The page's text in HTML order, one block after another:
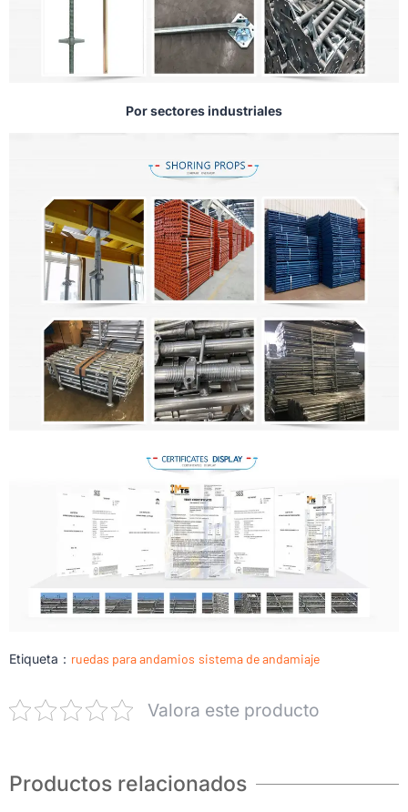
Por sectores industriales
Etiqueta： ruedas para andamios sistema de andamiaje
Valora este producto
Productos relacionados